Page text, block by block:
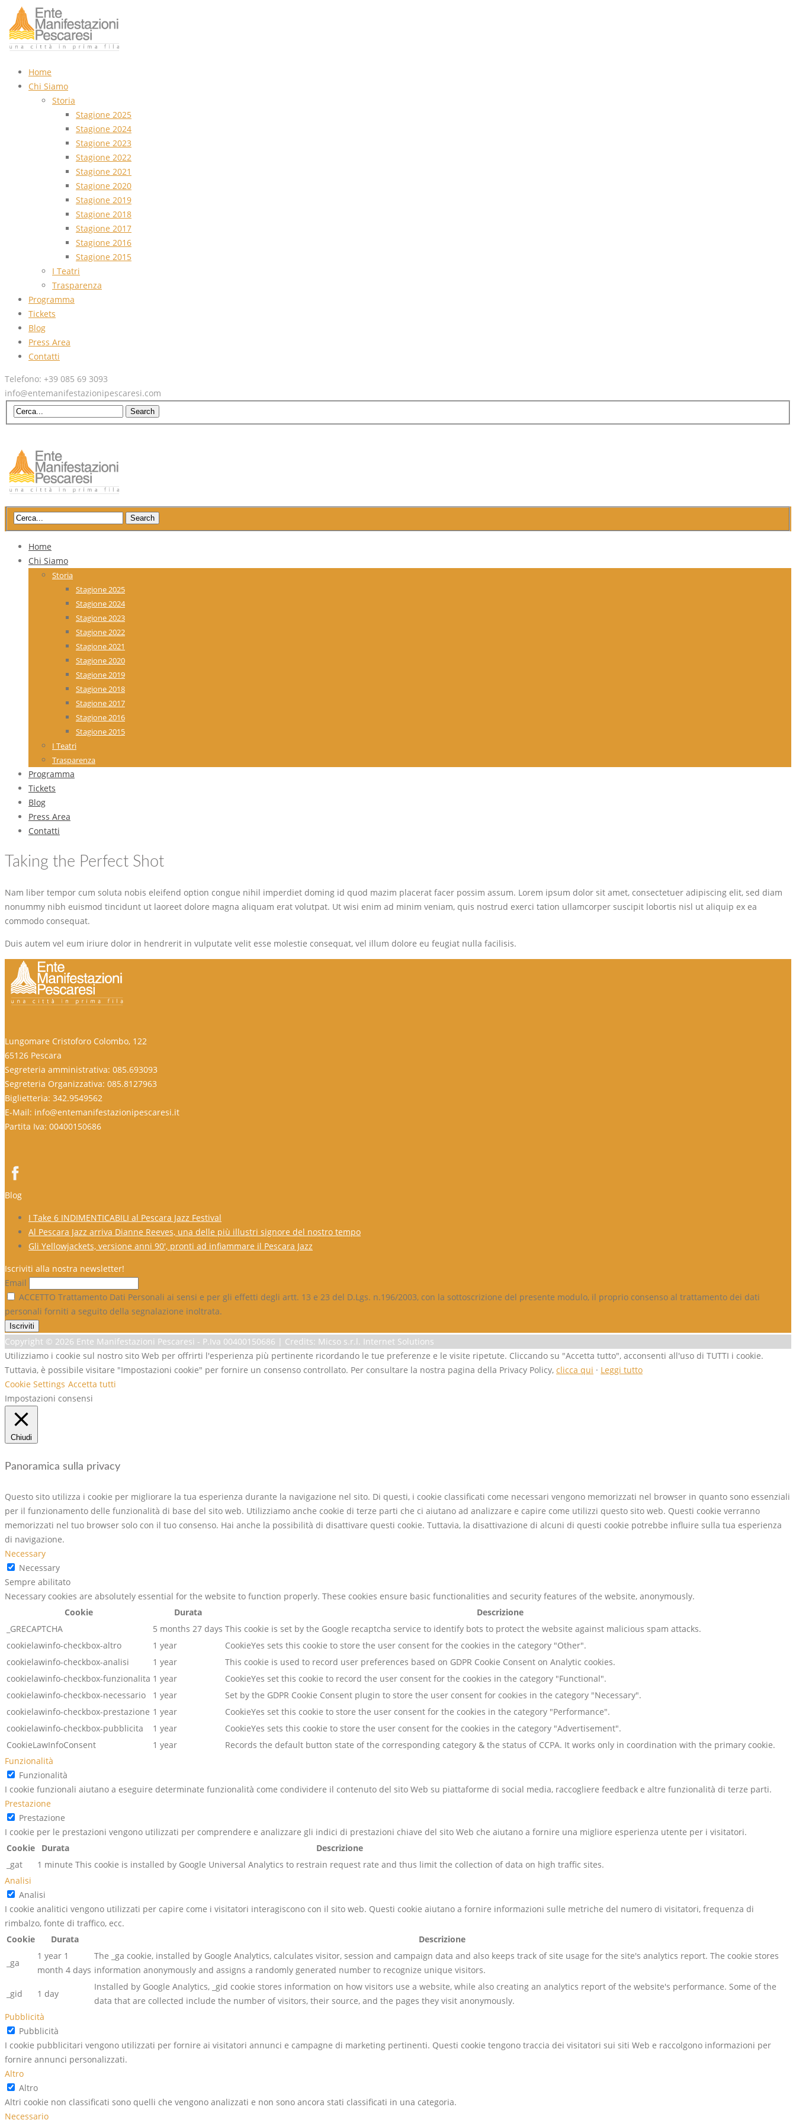
Home
Chi Siamo
Storia
Stagione 2025
Stagione 2024
Stagione 2023
Stagione 2022
Stagione 2021
Stagione 2020
Stagione 2019
Stagione 2018
Stagione 2017
Stagione 2016
Stagione 2015
I Teatri
Trasparenza
Programma
Tickets
Blog
Press Area
Contatti
Telefono: +39 085 69 3093
info@entemanifestazionipescaresi.com
Home
Chi Siamo
Storia
Stagione 2025
Stagione 2024
Stagione 2023
Stagione 2022
Stagione 2021
Stagione 2020
Stagione 2019
Stagione 2018
Stagione 2017
Stagione 2016
Stagione 2015
I Teatri
Trasparenza
Programma
Tickets
Blog
Press Area
Contatti
Taking the Perfect Shot
Nam liber tempor cum soluta nobis eleifend option congue nihil imperdiet doming id quod mazim placerat facer possim assum. Lorem ipsum dolor sit amet, consectetuer adipiscing elit, sed diam
nonummy nibh euismod tincidunt ut laoreet dolore magna aliquam erat volutpat. Ut wisi enim ad minim veniam, quis nostrud exerci tation ullamcorper suscipit lobortis nisl ut aliquip ex ea
commodo consequat.
Duis autem vel eum iriure dolor in hendrerit in vulputate velit esse molestie consequat, vel illum dolore eu feugiat nulla facilisis.
Lungomare Cristoforo Colombo, 122
65126 Pescara
Segreteria amministrativa: 085.693093
Segreteria Organizzativa: 085.8127963
Biglietteria: 342.9549562
E-Mail: info@entemanifestazionipescaresi.it
Partita Iva: 00400150686
Blog
I Take 6 INDIMENTICABILI al Pescara Jazz Festival
Al Pescara Jazz arriva Dianne Reeves, una delle più illustri signore del nostro tempo
Gli Yellowjackets, versione anni 90′, pronti ad infiammare il Pescara Jazz
Iscriviti alla nostra newsletter!
Email
ACCETTO Trattamento Dati Personali ai sensi e per gli effetti degli artt. 13 e 23 del D.Lgs. n.196/2003, con la sottoscrizione del presente modulo, il proprio consenso al trattamento dei dati
personali forniti a seguito della segnalazione inoltrata.
Copyright © 2026 Ente Manifestazioni Pescaresi - P.Iva 00400150686 | Credits: Micso s.r.l. Internet Solutions
Utilizziamo i cookie sul nostro sito Web per offrirti l'esperienza più pertinente ricordando le tue preferenze e le visite ripetute. Cliccando su "Accetta tutto", acconsenti all'uso di TUTTI i cookie.
Tuttavia, è possibile visitare "Impostazioni cookie" per fornire un consenso controllato. Per consultare la nostra pagina della Privacy Policy, clicca qui · Leggi tutto
Cookie Settings Accetta tutti
Impostazioni consensi
Chiudi
Panoramica sulla privacy
Questo sito utilizza i cookie per migliorare la tua esperienza durante la navigazione nel sito. Di questi, i cookie classificati come necessari vengono memorizzati nel browser in quanto sono essenziali
per il funzionamento delle funzionalità di base del sito web. Utilizziamo anche cookie di terze parti che ci aiutano ad analizzare e capire come utilizzi questo sito web. Questi cookie verranno
memorizzati nel tuo browser solo con il tuo consenso. Hai anche la possibilità di disattivare questi cookie. Tuttavia, la disattivazione di alcuni di questi cookie potrebbe influire sulla tua esperienza
di navigazione.
Necessary
Necessary
Sempre abilitato
Necessary cookies are absolutely essential for the website to function properly. These cookies ensure basic functionalities and security features of the website, anonymously.
Cookie
Durata
Descrizione
_GRECAPTCHA
5 months 27 days This cookie is set by the Google recaptcha service to identify bots to protect the website against malicious spam attacks.
cookielawinfo-checkbox-altro
1 year
CookieYes sets this cookie to store the user consent for the cookies in the category "Other".
cookielawinfo-checkbox-analisi
1 year
This cookie is used to record user preferences based on GDPR Cookie Consent on Analytic cookies.
cookielawinfo-checkbox-funzionalita 1 year
CookieYes set this cookie to record the user consent for the cookies in the category "Functional".
cookielawinfo-checkbox-necessario
1 year
Set by the GDPR Cookie Consent plugin to store the user consent for cookies in the category "Necessary".
cookielawinfo-checkbox-prestazione 1 year
CookieYes set this cookie to store the user consent for the cookies in the category "Performance".
cookielawinfo-checkbox-pubblicita
1 year
CookieYes sets this cookie to store the user consent for the cookies in the category "Advertisement".
CookieLawInfoConsent
1 year
Records the default button state of the corresponding category & the status of CCPA. It works only in coordination with the primary cookie.
Funzionalità
Funzionalità
I cookie funzionali aiutano a eseguire determinate funzionalità come condividere il contenuto del sito Web su piattaforme di social media, raccogliere feedback e altre funzionalità di terze parti.
Prestazione
Prestazione
I cookie per le prestazioni vengono utilizzati per comprendere e analizzare gli indici di prestazioni chiave del sito Web che aiutano a fornire una migliore esperienza utente per i visitatori.
Cookie
Durata
Descrizione
_gat
1 minute This cookie is installed by Google Universal Analytics to restrain request rate and thus limit the collection of data on high traffic sites.
Analisi
Analisi
I cookie analitici vengono utilizzati per capire come i visitatori interagiscono con il sito web. Questi cookie aiutano a fornire informazioni sulle metriche del numero di visitatori, frequenza di
rimbalzo, fonte di traffico, ecc.
Cookie
Durata Descrizione
_ga
1 year 1
month 4 days
The _ga cookie, installed by Google Analytics, calculates visitor, session and campaign data and also keeps track of site usage for the site's analytics report. The cookie stores
information anonymously and assigns a randomly generated number to recognize unique visitors.
_gid 1 day
Installed by Google Analytics, _gid cookie stores information on how visitors use a website, while also creating an analytics report of the website's performance. Some of the
data that are collected include the number of visitors, their source, and the pages they visit anonymously.
Pubblicità
Pubblicità
I cookie pubblicitari vengono utilizzati per fornire ai visitatori annunci e campagne di marketing pertinenti. Questi cookie tengono traccia dei visitatori sui siti Web e raccolgono informazioni per
fornire annunci personalizzati.
Altro
Altro
Altri cookie non classificati sono quelli che vengono analizzati e non sono ancora stati classificati in una categoria.
Necessario